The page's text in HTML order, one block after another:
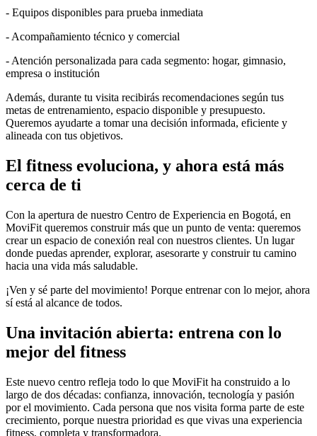
- Equipos disponibles para prueba inmediata
- Acompañamiento técnico y comercial
- Atención personalizada para cada segmento: hogar, gimnasio,
empresa o institución
Además, durante tu visita recibirás recomendaciones según tus
metas de entrenamiento, espacio disponible y presupuesto.
Queremos ayudarte a tomar una decisión informada, eficiente y
alineada con tus objetivos.
El fitness evoluciona, y ahora está más
cerca de ti
Con la apertura de nuestro Centro de Experiencia en Bogotá, en
MoviFit queremos construir más que un punto de venta: queremos
crear un espacio de conexión real con nuestros clientes. Un lugar
donde puedas aprender, explorar, asesorarte y construir tu camino
hacia una vida más saludable.
¡Ven y sé parte del movimiento! Porque entrenar con lo mejor, ahora
sí está al alcance de todos.
Una invitación abierta: entrena con lo
mejor del fitness
Este nuevo centro refleja todo lo que MoviFit ha construido a lo
largo de dos décadas: confianza, innovación, tecnología y pasión
por el movimiento. Cada persona que nos visita forma parte de este
crecimiento, porque nuestra prioridad es que vivas una experiencia
fitness, completa y transformadora.